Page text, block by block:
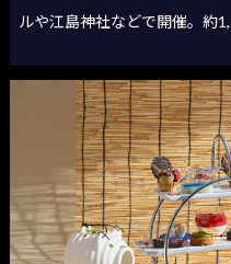
ルや江島神社などで開催。約